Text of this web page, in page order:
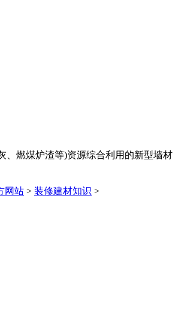
、燃煤炉渣等)资源综合利用的新型墙材
网站 > 装修建材知识 >